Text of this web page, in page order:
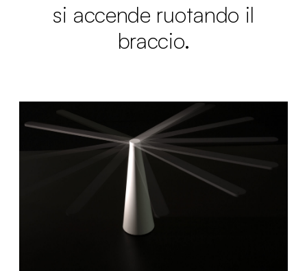
si accende ruotando il
braccio.